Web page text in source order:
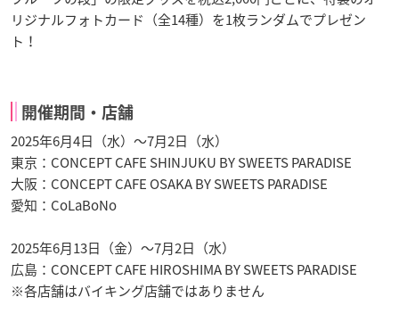
リジナルフォトカード（全14種）を1枚ランダムでプレゼン
ト！
開催期間・店舗
2025年6月4日（水）〜7月2日（水）
東京：CONCEPT CAFE SHINJUKU BY SWEETS PARADISE
大阪：CONCEPT CAFE OSAKA BY SWEETS PARADISE
愛知：CoLaBoNo
2025年6月13日（金）〜7月2日（水）
広島：CONCEPT CAFE HIROSHIMA BY SWEETS PARADISE
※各店舗はバイキング店舗ではありません